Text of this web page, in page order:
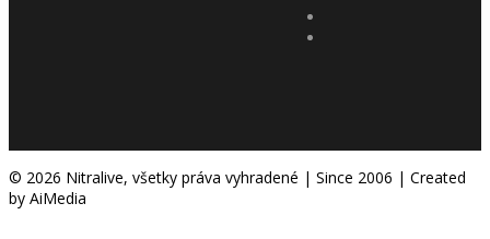
© 2026 Nitralive, všetky práva vyhradené | Since 2006 | Created
by AiMedia